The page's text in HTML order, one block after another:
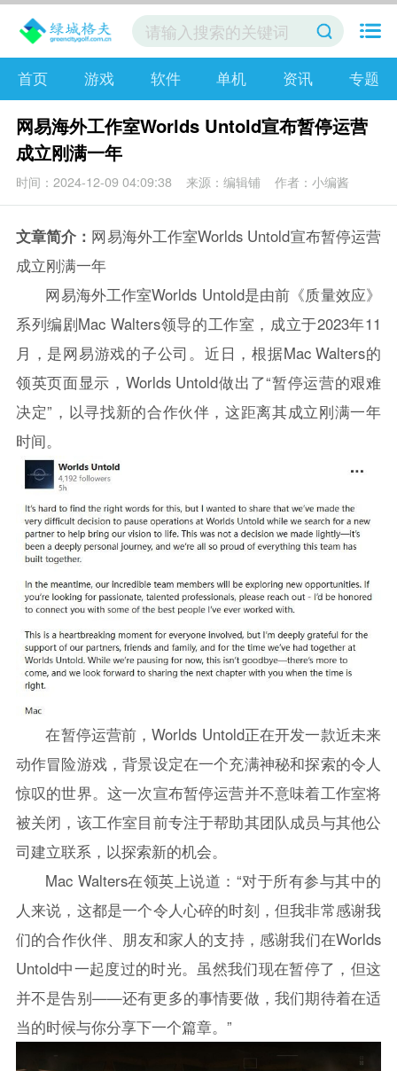
首页 游戏 软件 单机 资讯 专题
网易海外工作室Worlds Untold宣布暂停运营
成立刚满一年
时间：2024-12-09 04:09:38 来源：编辑铺 作者：小编酱
文章简介： 网易海外工作室Worlds Untold宣布暂停运营
成立刚满一年
网易海外工作室Worlds Untold是由前《质量效应》
系列编剧Mac Walters领导的工作室，成立于2023年11
月，是网易游戏的子公司。近日，根据Mac Walters的
领英页面显示，Worlds Untold做出了“暂停运营的艰难
决定”，以寻找新的合作伙伴，这距离其成立刚满一年
时间。
在暂停运营前，Worlds Untold正在开发一款近未来
动作冒险游戏，背景设定在一个充满神秘和探索的令人
惊叹的世界。这一次宣布暂停运营并不意味着工作室将
被关闭，该工作室目前专注于帮助其团队成员与其他公
司建立联系，以探索新的机会。
Mac Walters在领英上说道：“对于所有参与其中的
人来说，这都是一个令人心碎的时刻，但我非常感谢我
们的合作伙伴、朋友和家人的支持，感谢我们在Worlds
Untold中一起度过的时光。虽然我们现在暂停了，但这
并不是告别——还有更多的事情要做，我们期待着在适
当的时候与你分享下一个篇章。”